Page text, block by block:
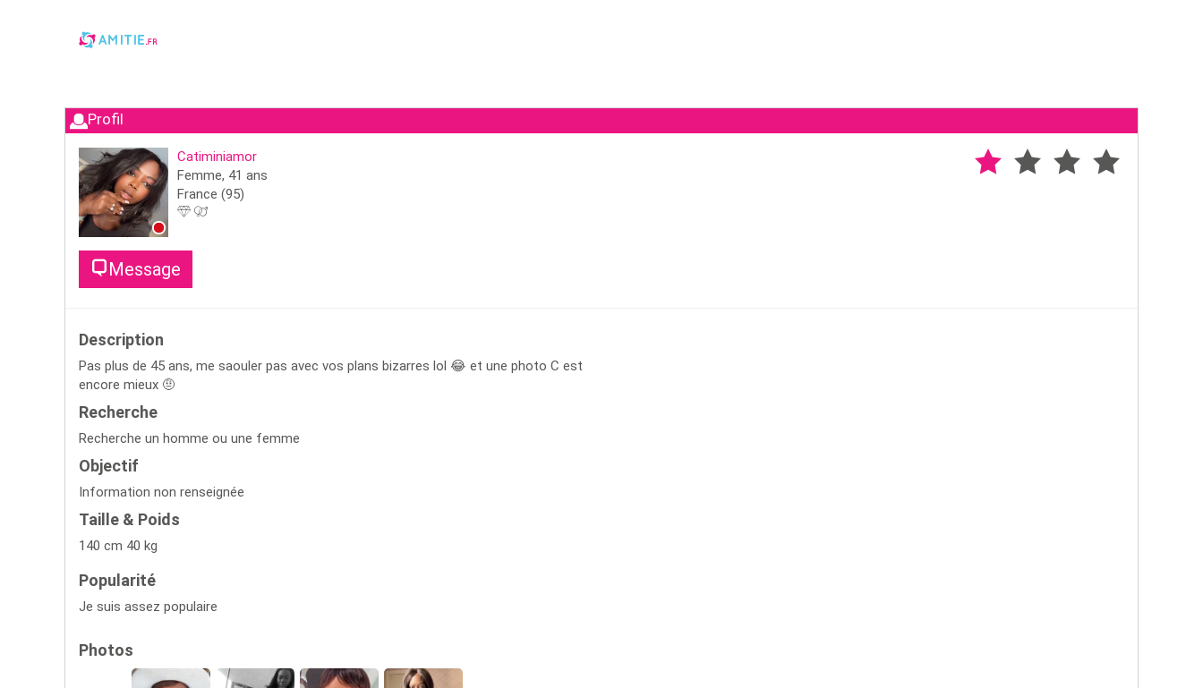
Profil
Catiminiamor
Femme, 41 ans
France (95)
Message
Description
Pas plus de 45 ans, me saouler pas avec vos plans bizarres lol 😂 et une photo C est
encore mieux 🤨
Recherche
Recherche un homme ou une femme
Objectif
Information non renseignée
Taille & Poids
140 cm 40 kg
Popularité
Je suis assez populaire
Photos